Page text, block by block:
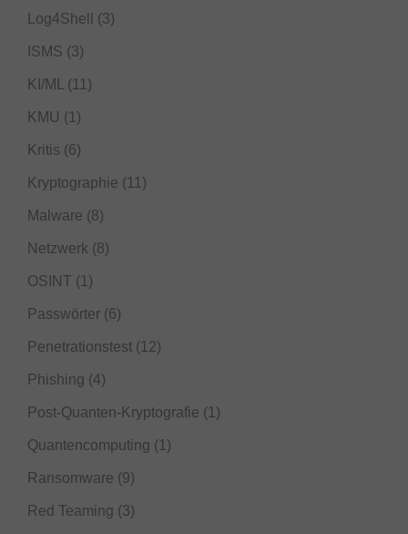
Log4Shell (3)
ISMS (3)
KI/ML (11)
KMU (1)
Kritis (6)
Kryptographie (11)
Malware (8)
Netzwerk (8)
OSINT (1)
Passwörter (6)
Penetrationstest (12)
Phishing (4)
Post-Quanten-Kryptografie (1)
Quantencomputing (1)
Ransomware (9)
Red Teaming (3)